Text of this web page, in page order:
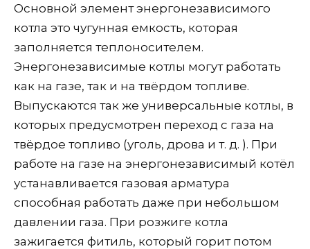
Основной элемент энергонезависимого
котла это чугунная емкость, которая
заполняется теплоносителем.
Энергонезависимые котлы могут работать
как на газе, так и на твёрдом топливе.
Выпускаются так же универсальные котлы, в
которых предусмотрен переход с газа на
твёрдое топливо (уголь, дрова и т. д. ). При
работе на газе на энергонезависимый котёл
устанавливается газовая арматура
способная работать даже при небольшом
давлении газа. При розжиге котла
зажигается фитиль, который горит потом